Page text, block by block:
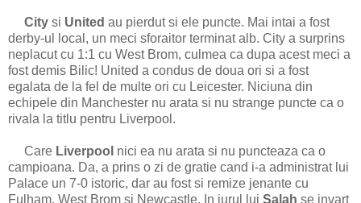
City si United au pierdut si ele puncte. Mai intai a fost
derby-ul local, un meci sforaitor terminat alb. City a surprins
neplacut cu 1:1 cu West Brom, culmea ca dupa acest meci a
fost demis Bilic! United a condus de doua ori si a fost
egalata de la fel de multe ori cu Leicester. Niciuna din
echipele din Manchester nu arata si nu strange puncte ca o
rivala la titlu pentru Liverpool.
Care Liverpool nici ea nu arata si nu puncteaza ca o
campioana. Da, a prins o zi de gratie cand i-a administrat lui
Palace un 7-0 istoric, dar au fost si remize jenante cu
Fulham, West Brom si Newcastle. In jurul lui Salah se invart